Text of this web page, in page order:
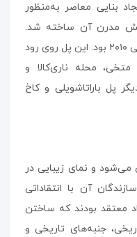
بنایی معاصر به‌منظور
مدرن آن ساخته شد.
افتتاحیه‌ رسمی این پل در تاریخ ۶ می ۲۰۱۰ بود. این پل روی رود
محله‌ ناری‌کالا و
پل باراتاشویلی و کاخ
می‌شود و نمای زیبایی در
آن با انتقاداتی
معتقد بودند که ساختن
جنبه‌های تاریخی و